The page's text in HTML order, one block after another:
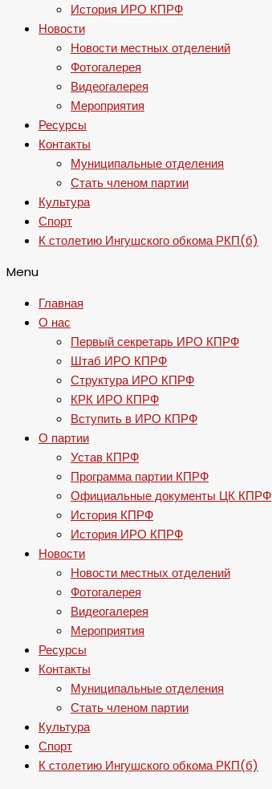
История ИРО КПРФ
Новости
Новости местных отделений
Фотогалерея
Видеогалерея
Мероприятия
Ресурсы
Контакты
Муниципальные отделения
Стать членом партии
Культура
Спорт
К столетию Ингушского обкома РКП(б)
Menu
Главная
О нас
Первый секретарь ИРО КПРФ
Штаб ИРО КПРФ
Структура ИРО КПРФ
КРК ИРО КПРФ
Вступить в ИРО КПРФ
О партии
Устав КПРФ
Программа партии КПРФ
Официальные документы ЦК КПРФ
История КПРФ
История ИРО КПРФ
Новости
Новости местных отделений
Фотогалерея
Видеогалерея
Мероприятия
Ресурсы
Контакты
Муниципальные отделения
Стать членом партии
Культура
Спорт
К столетию Ингушского обкома РКП(б)